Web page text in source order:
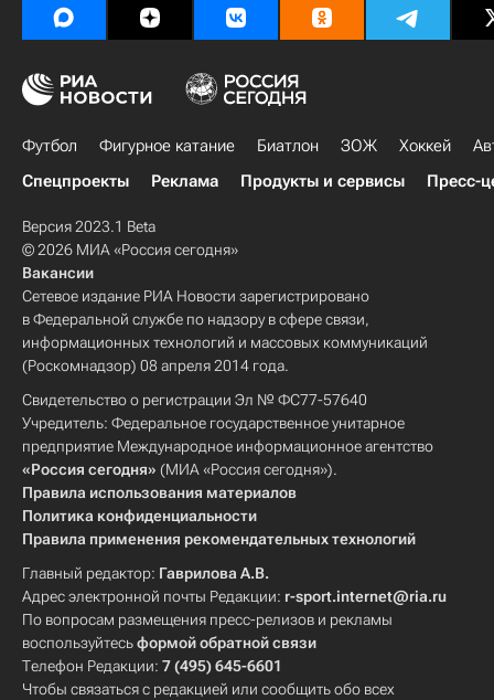
Футбол Фигурное катание Биатлон ЗОЖ Хоккей
Спецпроекты
Реклама Продукты и сервисы Пресс-
Версия 2023.1 Beta
© 2026 МИА «Россия сегодня»
Вакансии
Сетевое издание РИА Новости зарегистрировано
в Федеральной службе по надзору в сфере связи,
информационных технологий и массовых коммуникаций
(Роскомнадзор) 08 апреля 2014 года.
Свидетельство о регистрации Эл № ФС77-57640
Учредитель: Федеральное государственное унитарное
предприятие Международное информационное агентство
«Россия сегодня» (МИА «Россия сегодня»).
Правила использования материалов
Политика конфиденциальности
Правила применения рекомендательных технологий
Главный редактор: Гаврилова А.В.
Адрес электронной почты Редакции: r-sport.internet@ria.ru
По вопросам размещения пресс-релизов и рекламы
воспользуйтесьформой обратной связи
Телефон Редакции: 7 (495) 645-6601
Чтобы связаться с редакцией или сообщить обо всех